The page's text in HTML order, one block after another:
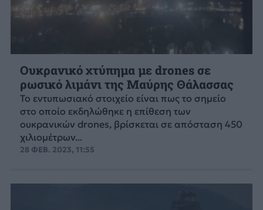
Ουκρανικό χτύπημα με drones σε
ρωσικό λιμάνι της Μαύρης Θάλασσας
Το εντυπωσιακό στοιχείο είναι πως το σημείο
στο οποίο εκδηλώθηκε η επίθεση των
ουκρανικών drones, βρίσκεται σε απόσταση 450
χιλιομέτρων...
28 ΦΕΒ. 2023, 11:55